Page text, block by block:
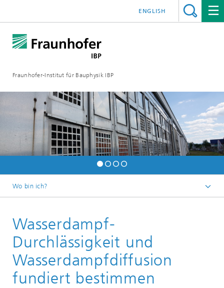
Fraunhofer-Institut für Bauphysik IBP
ENGLISH
Wo bin ich?
Wasserdampf-
Durchlässigkeit und
Wasserdampfdiffusion
fundiert bestimmen